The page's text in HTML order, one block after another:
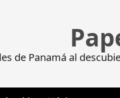
de Panamá al